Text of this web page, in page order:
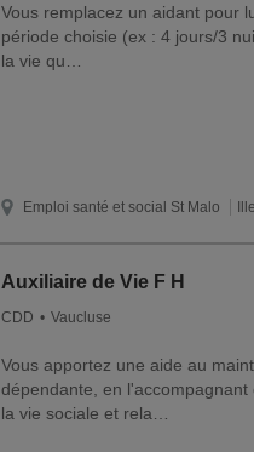
Vous remplacez un aidant pour
période choisie (ex : 4 jours/3
la vie qu…
Emploi santé et social St Malo
Auxiliaire de Vie F H
CDD Vaucluse
Vous apportez une aide au
dépendante, en
la vie sociale et rela…